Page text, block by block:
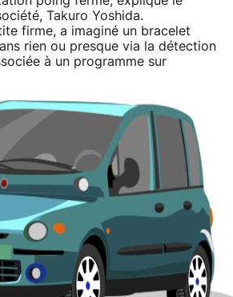
Takuro Yoshida.
firme, a imaginé un bracelet
rien ou presque via la détection
à un programme sur